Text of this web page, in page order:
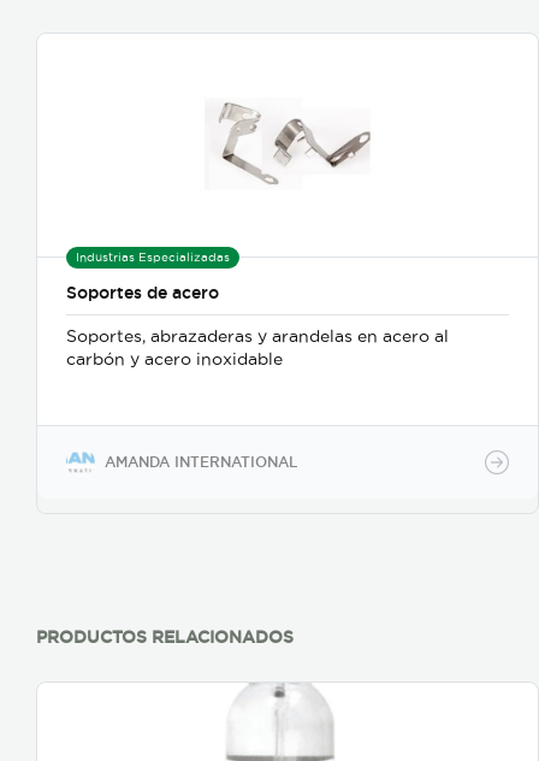
Industrias Especializadas
Soportes de acero
Soportes, abrazaderas y arandelas en acero al
carbón y acero inoxidable
AMANDA INTERNATIONAL
PRODUCTOS RELACIONADOS